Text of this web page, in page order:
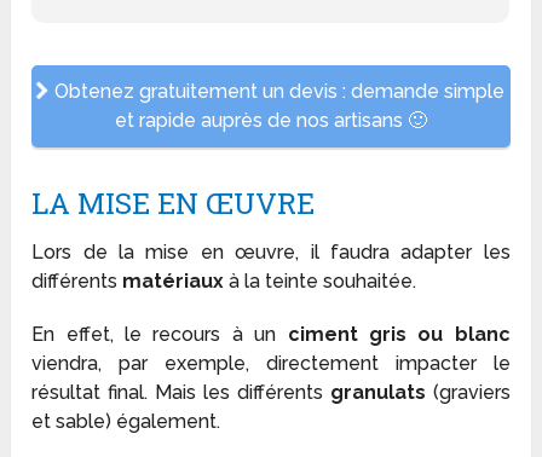
Obtenez gratuitement un devis : demande simple
et rapide auprès de nos artisans 🙂
LA MISE EN ŒUVRE
Lors de la mise en œuvre, il faudra adapter les
différents matériauxà la teinte souhaitée.
En effet, le recours à un ciment gris ou blanc
viendra, par exemple, directement impacter le
résultat final. Mais les différents granulats (graviers
et sable) également.